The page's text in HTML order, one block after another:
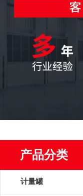
产品分类
计量罐